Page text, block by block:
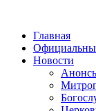
Главная
Новости